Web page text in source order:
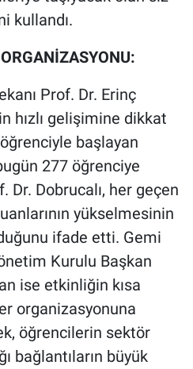
kullandı.
Prof. Dr. Erinç
hızlı gelişimine dikkat
başlayan
277 öğrenciye
Dr. Dobrucalı, her geçen
yükselmesinin
ifade etti. Gemi
Kurulu Başkan
ise etkinliğin kısa
organizasyonuna
öğrencilerin sektör
bağlantıların büyük